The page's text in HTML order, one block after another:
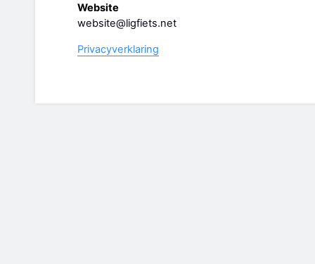
Website
website@ligfiets.net
Privacyverklaring